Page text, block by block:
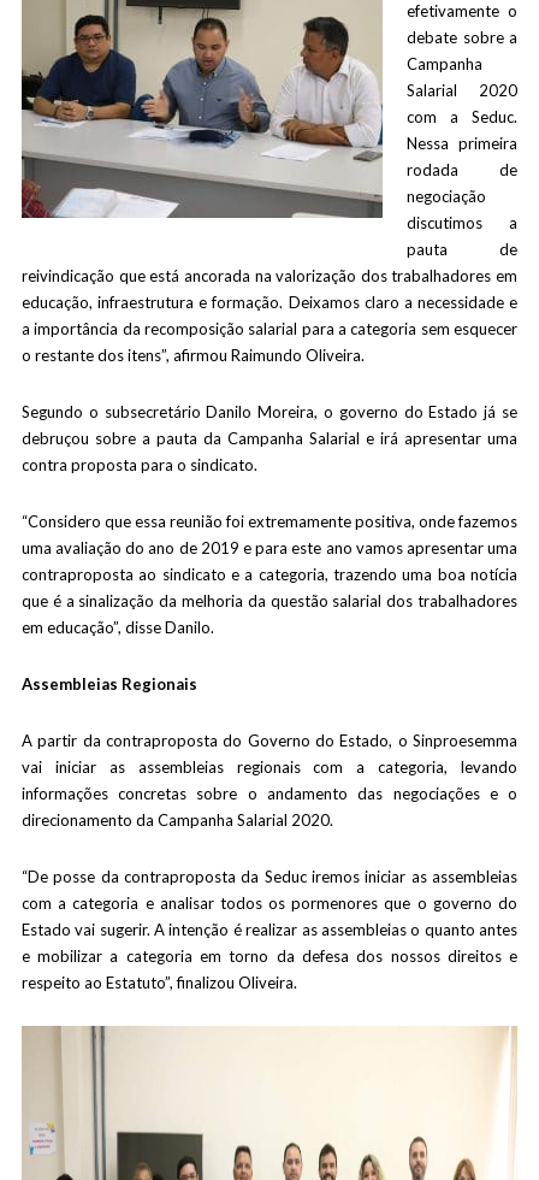
efetivamente o
debate sobre a
Campanha
Salarial 2020
com a Seduc.
Nessa primeira
rodada de
negociação
discutimos a
pauta de
reivindicação que está ancorada na valorização dos trabalhadores em
educação, infraestrutura e formação. Deixamos claro a necessidade e
a importância da recomposição salarial para a categoria sem esquecer
o restante dos itens”, afirmou Raimundo Oliveira.
Segundo o subsecretário Danilo Moreira, o governo do Estado já se
debruçou sobre a pauta da Campanha Salarial e irá apresentar uma
contra proposta para o sindicato.
“Considero que essa reunião foi extremamente positiva, onde fazemos
uma avaliação do ano de 2019 e para este ano vamos apresentar uma
contraproposta ao sindicato e a categoria, trazendo uma boa notícia
que é a sinalização da melhoria da questão salarial dos trabalhadores
em educação”, disse Danilo.
Assembleias Regionais
A partir da contraproposta do Governo do Estado, o Sinproesemma
vai iniciar as assembleias regionais com a categoria, levando
informações concretas sobre o andamento das negociações e o
direcionamento da Campanha Salarial 2020.
“De posse da contraproposta da Seduc iremos iniciar as assembleias
com a categoria e analisar todos os pormenores que o governo do
Estado vai sugerir. A intenção é realizar as assembleias o quanto antes
e mobilizar a categoria em torno da defesa dos nossos direitos e
respeito ao Estatuto”, finalizou Oliveira.